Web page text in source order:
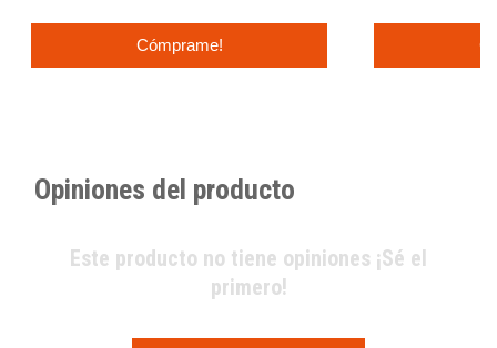
Cómprame!
Opiniones del producto
Este producto no tiene opiniones ¡Sé el
primero!